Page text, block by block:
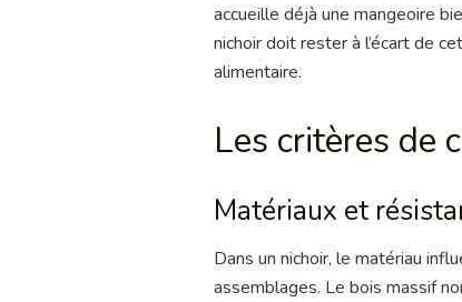
accueille déjà une mangeoire
nichoir doit rester à l’écart de
alimentaire.
Les critères de
Matériaux et
Dans un nichoir, le matériau
assemblages. Le bois massif